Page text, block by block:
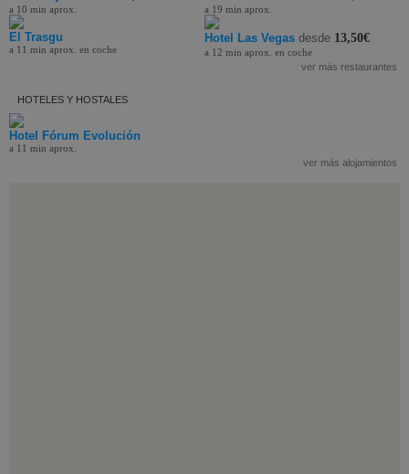
a 10 min aprox. a 19 min aprox.
El Trasgu
a 11 min aprox. en coche
Hotel Las Vegasdesde 13,50€
a 12 min aprox. en coche
ver más restaurantes
HOTELES Y HOSTALES
Hotel Fórum Evolución
a 11 min aprox.
ver más alojamientos